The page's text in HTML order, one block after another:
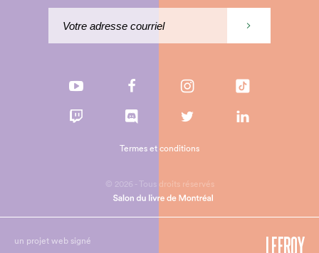
© 2026 - Tous droits réservés
Termes et conditions
un projet web signé